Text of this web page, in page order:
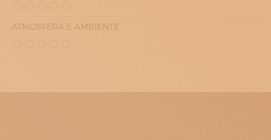
ATMOSFERA E AMBIENTE